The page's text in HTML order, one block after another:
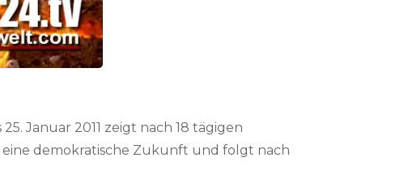
Januar 2011 zeigt nach 18 tägigen
eine demokratische Zukunft und folgt nach